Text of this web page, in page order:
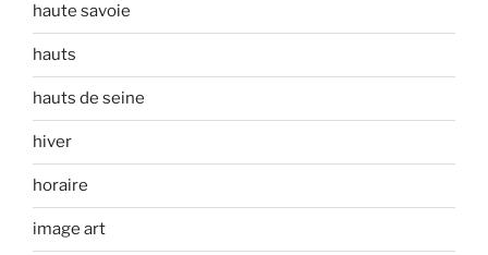
haute savoie
hauts
hauts de seine
hiver
horaire
image art